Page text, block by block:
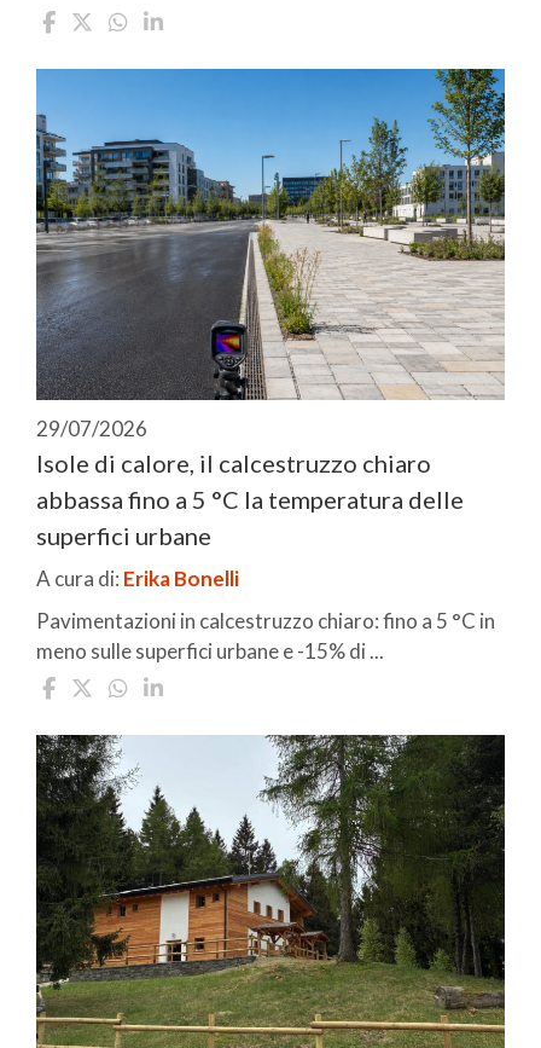
29/07/2026
Isole di calore, il calcestruzzo chiaro
abbassa fino a 5 °C la temperatura delle
superfici urbane
A cura di: Erika Bonelli
Pavimentazioni in calcestruzzo chiaro: fino a 5 °C in
meno sulle superfici urbane e -15% di ...